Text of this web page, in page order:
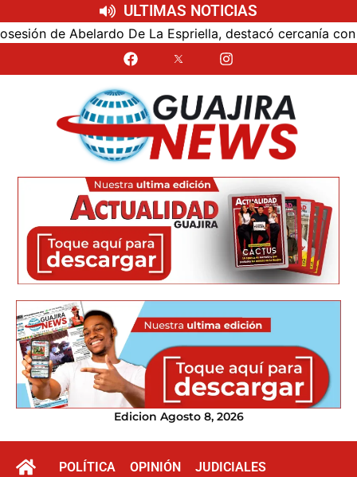
ULTIMAS NOTICIAS
Abelardo De La Espriella, destacó cercanía con el
Edicion Agosto 8, 2026
POLÍTICA OPINIÓN
JUDICIALES